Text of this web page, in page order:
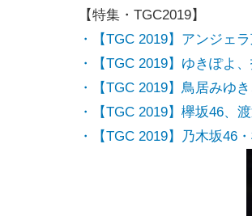
【特集・TGC2019】
・【TGC 2019】アンジェ
・【TGC 2019】ゆきぽよ
・【TGC 2019】鳥居みゆ
・【TGC 2019】欅坂46、
・【TGC 2019】乃木坂46